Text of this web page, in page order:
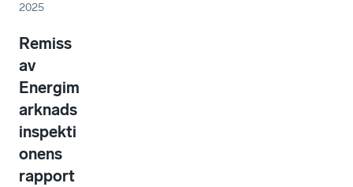
2025
Remiss
av
Energim
arknads
inspekti
onens
rapport